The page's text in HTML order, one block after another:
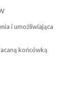
i umożliwiająca
końcówką